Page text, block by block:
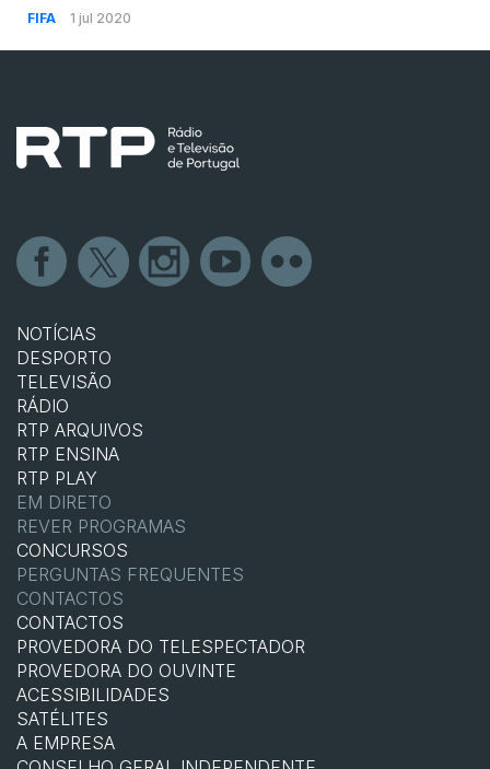
FIFA 1 jul 2020
NOTÍCIAS
DESPORTO
TELEVISÃO
RÁDIO
RTP ARQUIVOS
RTP ENSINA
RTP PLAY
EM DIRETO
REVER PROGRAMAS
CONCURSOS
PERGUNTAS FREQUENTES
CONTACTOS
CONTACTOS
PROVEDORA DO TELESPECTADOR
PROVEDORA DO OUVINTE
ACESSIBILIDADES
SATÉLITES
A EMPRESA